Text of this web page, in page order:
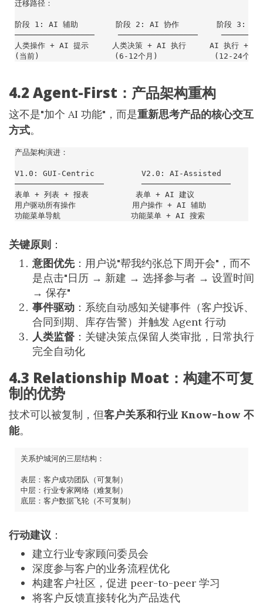
4.2 Agent-First：产品架构重构
这不是"加个 AI 功能"，而是重新思考产品的核心交互
方式。
关键原则 ：
意图优先：用户说"帮我约张总下周开会"，而不
是点击"日历 → 新建 → 选择参与者 → 设置时间
→ 保存"
事件驱动 ：系统自动感知关键事件（客户投诉、
合同到期、库存告警）并触发 Agent 行动
人类监督 ：关键决策点保留人类审批，日常执行
完全自动化
4.3 Relationship Moat：构建不可复
制的优势
技术可以被复制，但客户关系和行业 Know-how 不
能。
行动建议 ：
建立行业专家顾问委员会
深度参与客户的业务流程优化
构建客户社区，促进 peer-to-peer 学习
将客户反馈直接转化为产品迭代